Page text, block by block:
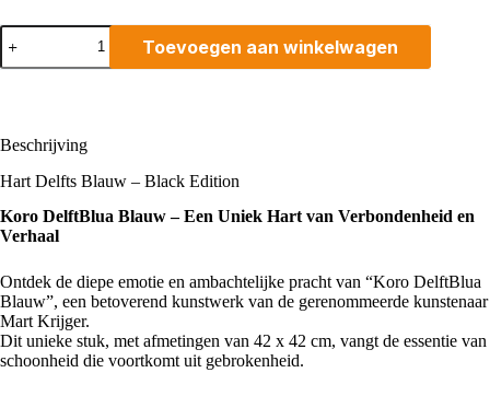
Hart
Delfts
Blauw
Toevoegen aan winkelwagen
Beschrijving
Hart Delfts Blauw – Black Edition
Koro DelftBlua Blauw – Een Uniek Hart van Verbondenheid en
Verhaal
Ontdek de diepe emotie en ambachtelijke pracht van “Koro DelftBlua
Blauw”, een betoverend kunstwerk van de gerenommeerde kunstenaar
Mart Krijger.
Dit unieke stuk, met afmetingen van 42 x 42 cm, vangt de essentie van
schoonheid die voortkomt uit gebrokenheid.